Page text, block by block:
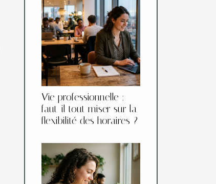
Vie professionnelle :
faut-il tout miser sur la
flexibilité des horaires ?